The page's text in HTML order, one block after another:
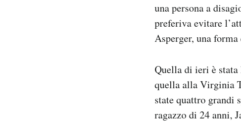
una persona a
preferiva evitare
Asperger, una
Quella di ieri è stata
quella alla Virginia
state quattro
ragazzo di 24 anni,